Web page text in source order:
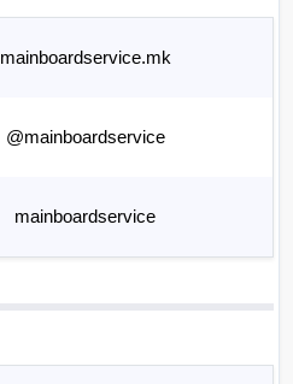
mainboardservice.mk
@mainboardservice
mainboardservice